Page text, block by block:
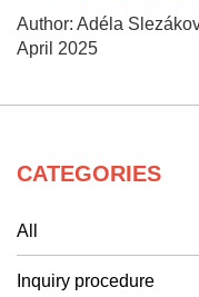
Author: Adéla
April 2025
CATEGORIES
All
Inquiry procedure